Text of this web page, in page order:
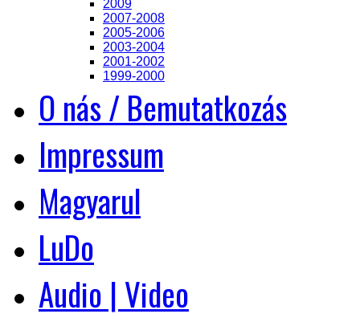
2009
2007-2008
2005-2006
2003-2004
2001-2002
1999-2000
O nás / Bemutatkozás
Impressum
Magyarul
LuDo
Audio | Video